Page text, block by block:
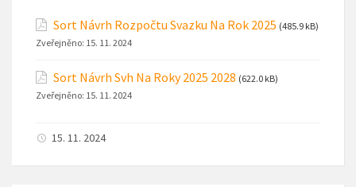
Sort Návrh Rozpočtu Svazku Na Rok 2025 (485.9 kB)
Zveřejněno: 15. 11. 2024
Sort Návrh Svh Na Roky 2025 2028 (622.0 kB)
Zveřejněno: 15. 11. 2024
15. 11. 2024